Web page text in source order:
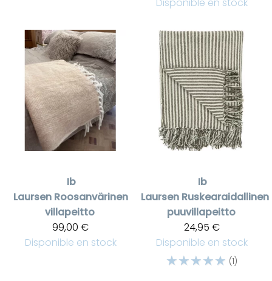
Ib
Laursen Roosanvärinen
villapeitto
99,00 €
Disponible en stock
Ib
Laursen Ruskearaidallinen
puuvillapeitto
24,95 €
Disponible en stock
☆☆☆☆☆ (1)